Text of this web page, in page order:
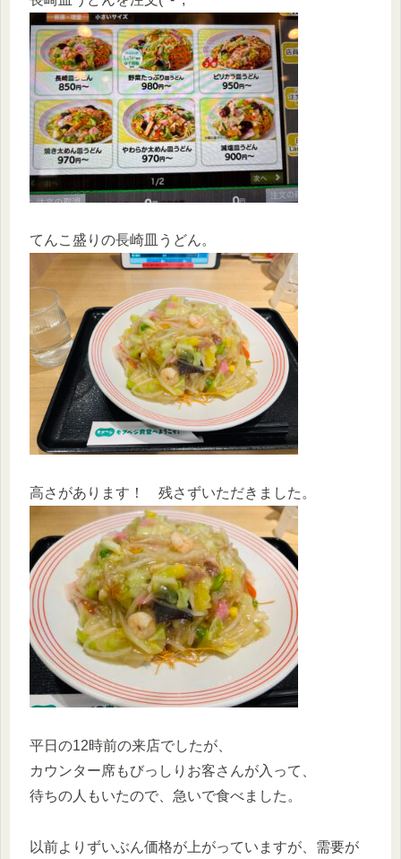
てんこ盛りの長崎皿うどん。
高さがあります！ 残さずいただきました。
平日の12時前の来店でしたが、
カウンター席もびっしりお客さんが入って、
待ちの人もいたので、急いで食べました。
以前よりずいぶん価格が上がっていますが、需要が